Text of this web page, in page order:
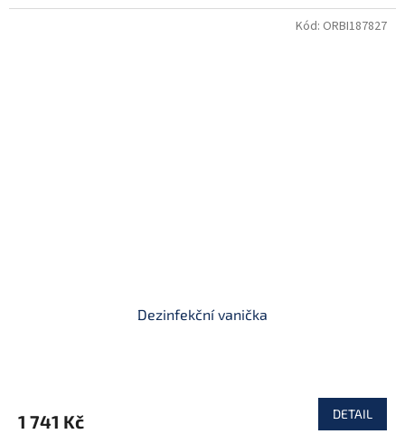
Dezinfekční vanička
1 741 Kč DETAIL
Kód: ORBI187827